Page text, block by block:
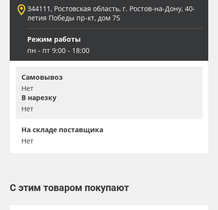
344111, Ростовская область, г. Ростов-на-Дону, 40-
летия Победы пр-кт, дом 75
Режим работы
пн - пт 9:00 - 18:00
Самовывоз
Нет
В нарезку
Нет
На складе поставщика
Нет
С этим товаром покупают